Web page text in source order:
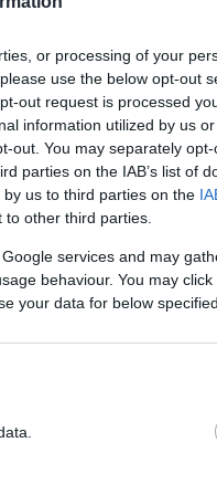
or processing of your
use the below opt-out
out request is processed
information utilized by us
out. You may separately
parties on the IAB’s list of
us to third parties on the
other third parties.
services and may
behaviour. You may
your data for below
Σάββατο 4
και του επιβλήθηκε
όπου παραγγέλθηκε